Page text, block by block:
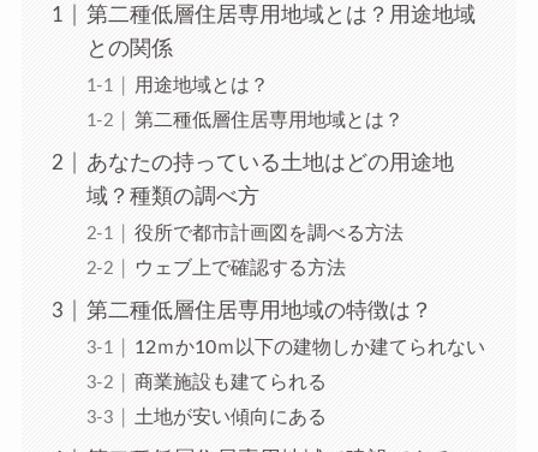
第二種低層住居専用地域とは？用途地域
との関係
用途地域とは？
第二種低層住居専用地域とは？
あなたの持っている土地はどの用途地
域？種類の調べ方
役所で都市計画図を調べる方法
ウェブ上で確認する方法
第二種低層住居専用地域の特徴は？
12ｍか10ｍ以下の建物しか建てられない
商業施設も建てられる
土地が安い傾向にある